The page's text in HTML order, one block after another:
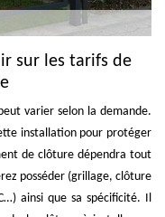
sur les tarifs de
varier selon la demande.
installation pour protéger
de clôture dépendra tout
posséder (grillage, clôture
ainsi que sa spécificité. Il